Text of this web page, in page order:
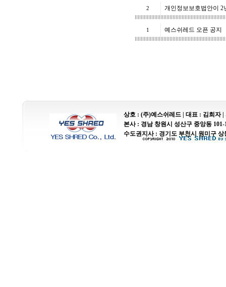
2 개인정보보호법안이 2
1 예스쉬레드 오픈 공지
상호 : (주)예스쉬레드 | 대표 : 김희자 |
본사 : 경남 창원시 성산구 중앙동 101-
수도권지사 : 경기도 부천시 원미구 상